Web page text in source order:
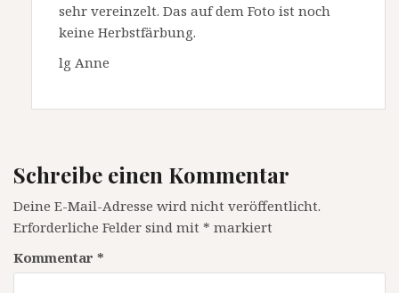
sehr vereinzelt. Das auf dem Foto ist noch
keine Herbstfärbung.
lg Anne
Schreibe einen Kommentar
Deine E-Mail-Adresse wird nicht veröffentlicht.
Erforderliche Felder sind mit * markiert
Kommentar *